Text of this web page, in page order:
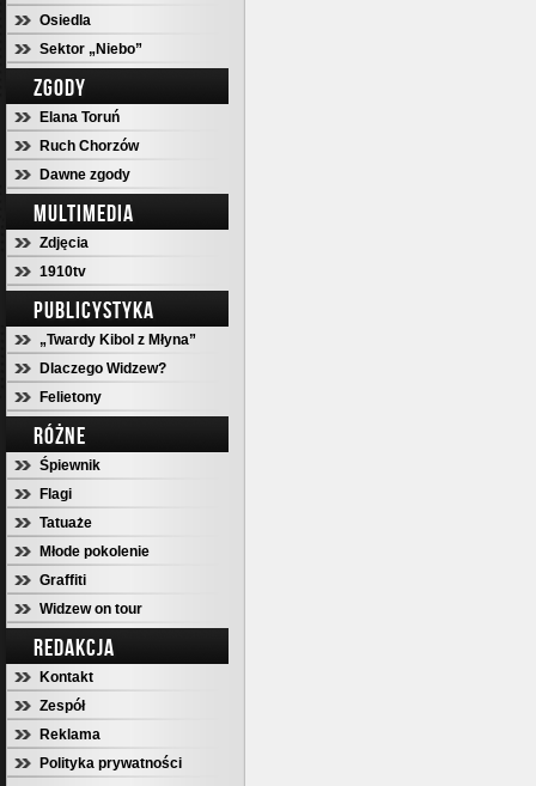
Osiedla
Sektor „Niebo”
ZGODY
Elana Toruń
Ruch Chorzów
Dawne zgody
MULTIMEDIA
Zdjęcia
1910tv
PUBLICYSTYKA
„Twardy Kibol z Młyna”
Dlaczego Widzew?
Felietony
RÓŻNE
Śpiewnik
Flagi
Tatuaże
Młode pokolenie
Graffiti
Widzew on tour
REDAKCJA
Kontakt
Zespół
Reklama
Polityka prywatności